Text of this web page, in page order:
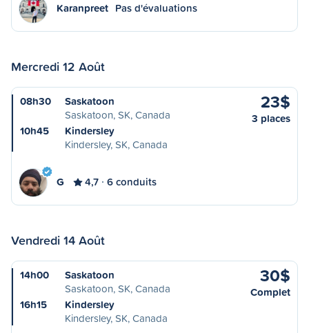
Karanpreet Pas d'évaluations
Mercredi 12 Août
08h30
Saskatoon
Saskatoon, SK, Canada
10h45
Kindersley
Kindersley, SK, Canada
23$
3 places
G 4,7 6 conduits
Vendredi 14 Août
14h00
Saskatoon
Saskatoon, SK, Canada
16h15
Kindersley
Kindersley, SK, Canada
30$
Complet